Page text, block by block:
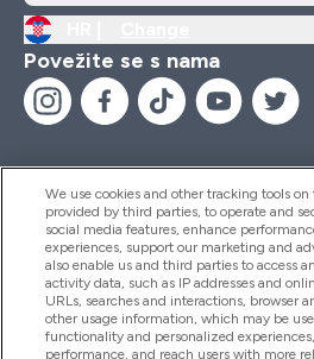
Povežite se s nama
Pomoć I Informacije
Proizvodi
We use cookies and other tracking tools
provided by third parties, to operate and
social media features, enhance
experiences, support our marketing and
also enable us and third parties to access
activity data, such as IP addresses and
URLs, searches and interactions, browser
other usage information, which may be
functionality and personalized
performance, and reach users with more